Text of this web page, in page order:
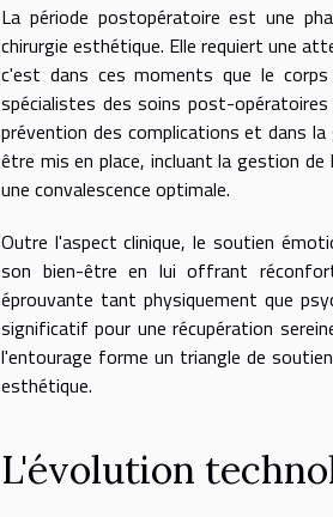
La période postopératoire est une
chirurgie esthétique. Elle requiert une
c'est dans ces moments que le
spécialistes des soins post-
prévention des complications et dans
être mis en place, incluant la gestion
une convalescence optimale.
Outre l'aspect clinique, le soutien
son bien-être en lui offrant
éprouvante tant physiquement que
significatif pour une récupération
l'entourage forme un triangle de
esthétique.
L'évolution